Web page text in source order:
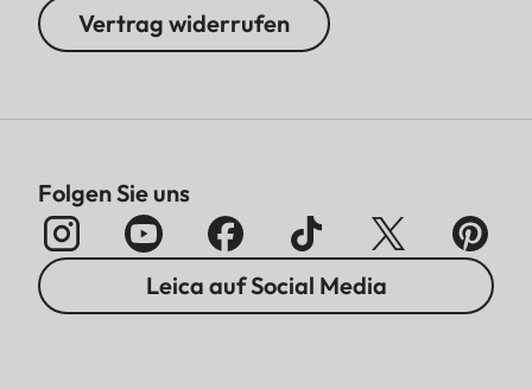
Vertrag widerrufen
Folgen Sie uns
Leica auf Social Media